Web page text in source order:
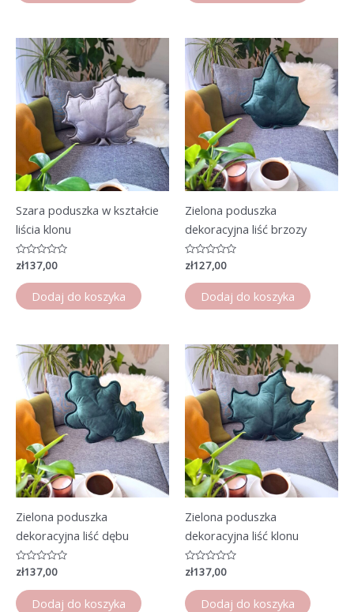
Szara poduszka w kształcie
liścia klonu
Oceniono
0
na
5
zł137,00
Dodaj do koszyka
Zielona poduszka
dekoracyjna liść brzozy
Oceniono
0
na
5
zł127,00
Dodaj do koszyka
Zielona poduszka
dekoracyjna liść dębu
Oceniono
0
na
5
zł137,00
Dodaj do koszyka
Zielona poduszka
dekoracyjna liść klonu
Oceniono
0
na
5
zł137,00
Dodaj do koszyka